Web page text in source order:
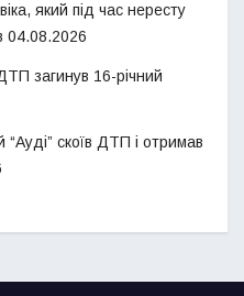
який під час нересту
04.08.2026
загинув 16-річний
скоїв ДТП і отримав